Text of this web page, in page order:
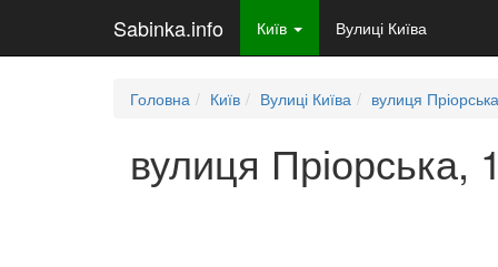
Sabinka.info Київ Вулиці Київа
Головна Київ Вулиці Київа вулиця Пріорська
вулиця Пріорська,